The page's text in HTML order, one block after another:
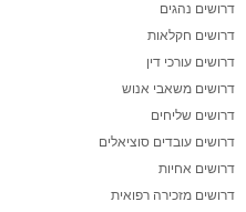
דרושים נהגים
דרושים חקלאות
דרושים עורכי דין
דרושים משאבי אנוש
דרושים שליחים
דרושים עובדים סוציאלים
דרושים אחיות
דרושים מזכירה רפואית